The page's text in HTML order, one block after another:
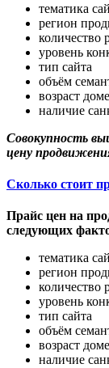
тематика
регион
количество
уровень
тип сайта
объём
возраст
наличие
Совокупность
цену
Сколько стоит
Прайс цен на
следующих
тематика
регион
количество
уровень
тип сайта
объём
возраст
наличие